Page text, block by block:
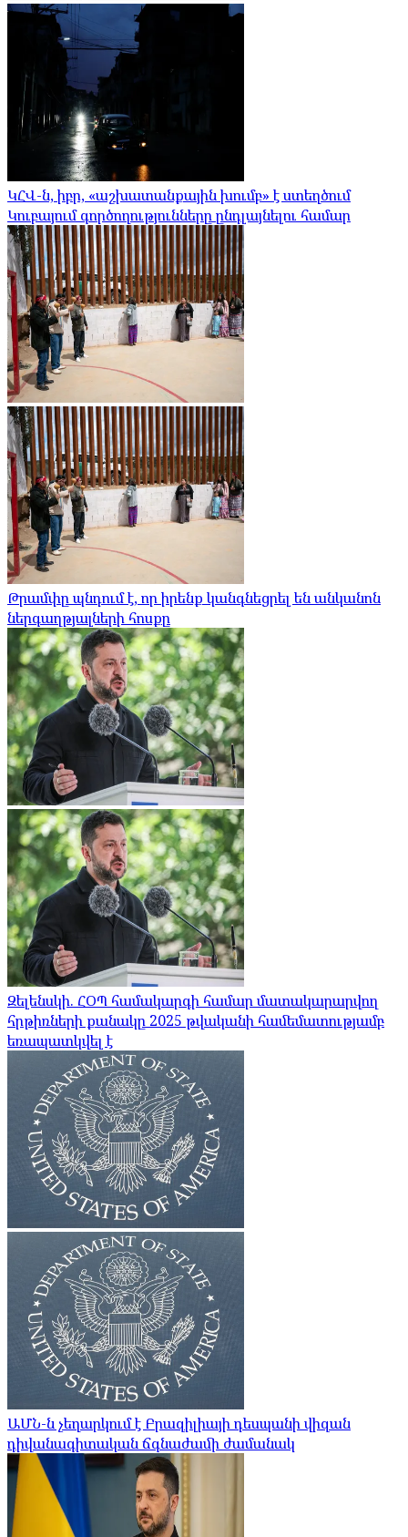
ԿՀՎ-ն, իբր, «աշխատանքային խումբ» է ստեղծում
Կուբայում գործողությունները ընդլայնելու համար
Թրամփը պնդում է, որ իրենք կանգնեցրել են անկանոն
ներգաղթյալների հոսքը
Զելենսկի. ՀՕՊ համակարգի համար մատակարարվող
հրթիռների քանակը 2025 թվականի համեմատությամբ
եռապատկվել է
ԱՄՆ-ն չեղարկում է Բրազիլիայի դեսպանի վիզան
դիվանագիտական ​​ճգնաժամի ժամանակ